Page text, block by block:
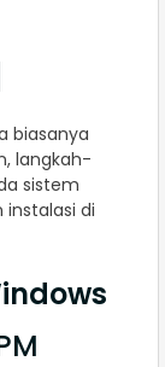
biasanya
langkah-
sistem
instalasi di